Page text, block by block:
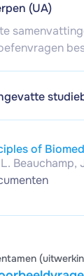
(UA)
of
Beauchamp,